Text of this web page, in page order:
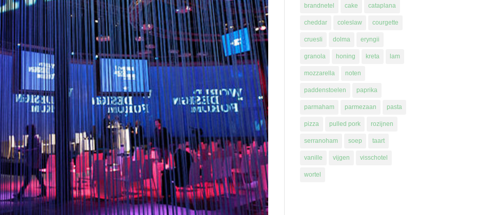
brandnetel cake cataplana
cheddar coleslaw courgette
cruesli dolma eryngii
granola honing kreta lam
mozzarella noten
paddenstoelen paprika
parmaham parmezaan pasta
pizza pulled pork rozijnen
serranoham soep taart
vanille vijgen visschotel
wortel